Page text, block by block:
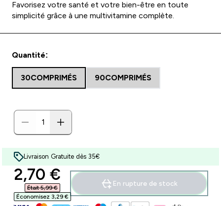
Favorisez votre santé et votre bien-être en toute
simplicité grâce à une multivitamine complète.
Quantité:
30COMPRIMÉS 90COMPRIMÉS
Livraison Gratuite dès 35€
discounted price
2,70 €‎
Était 5,99 €‎
Économisez 3,29 €‎
En rupture de stock